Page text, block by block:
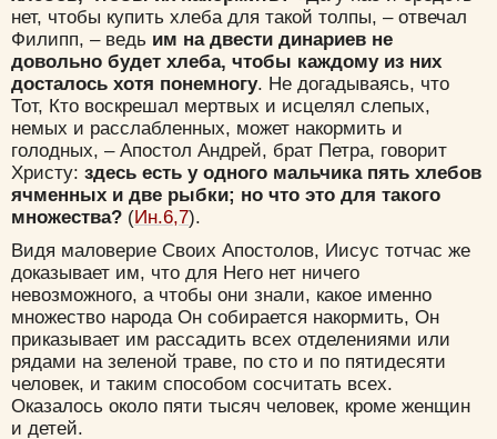
нет, чтобы купить хлеба для такой толпы, – отвечал
Филипп, – ведь им на двести динариев не
довольно будет хлеба, чтобы каждому из них
досталось хотя понемногу. Не догадываясь, что
Тот, Кто воскрешал мертвых и исцелял слепых,
немых и расслабленных, может накормить и
голодных, – Апостол Андрей, брат Петра, говорит
Христу: здесь есть у одного мальчика пять хлебов
ячменных и две рыбки; но что это для такого
множества? (Ин.6,7).
Видя маловерие Своих Апостолов, Иисус тотчас же
доказывает им, что для Него нет ничего
невозможного, а чтобы они знали, какое именно
множество народа Он собирается накормить, Он
приказывает им рассадить всех отделениями или
рядами на зеленой траве, по сто и по пятидесяти
человек, и таким способом сосчитать всех.
Оказалось около пяти тысяч человек, кроме женщин
и детей.